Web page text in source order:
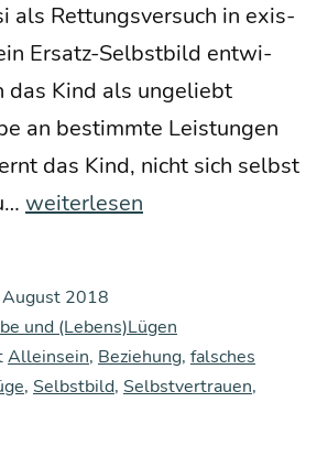
als Ret­tungs­ver­such in exis­
Ersatz-Selb­st­­bild ent­wi­
das Kind als unge­liebt
an bestimm­te Leis­tun­gen
das Kind, nicht sich selbst
Der
te
Boden
der Lüge
weiterlesen
2018
und (Lebens)Lügen
Alleinsein, Beziehung, falsches
, Selbstbild, Selbstvertrauen,